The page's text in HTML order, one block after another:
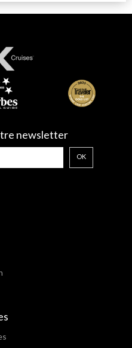
newsletter
OK